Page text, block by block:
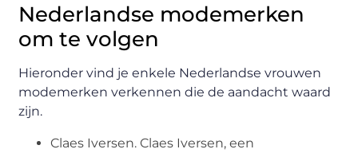
Nederlandse modemerken
om te volgen
Hieronder vind je enkele Nederlandse vrouwen
modemerken verkennen die de aandacht waard
zijn.
Claes Iversen. Claes Iversen, een